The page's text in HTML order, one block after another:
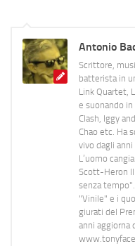
Antonio
Scrittore,
batterista in
Link Quartet,
e suonando
Clash, Iggy
Chao etc. Ha
vivo dagli
L’uomo
Scott-Heron Il
senza tempo".
"Vinile" e i
giurati del
anni aggiorna